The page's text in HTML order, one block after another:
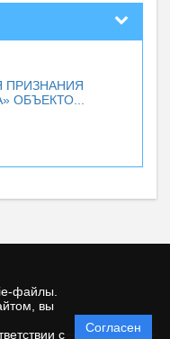
файлы.
вы
с
Согласен
ПРИЗНАНИЯ
ОБЪЕКТО...